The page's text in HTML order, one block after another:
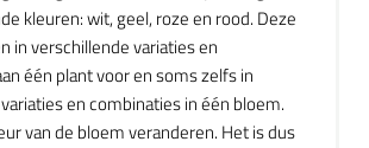
kleuren: wit, geel, roze en rood. Deze
in verschillende variaties en
één plant voor en soms zelfs in
en combinaties in één bloem.
van de bloem veranderen. Het is dus